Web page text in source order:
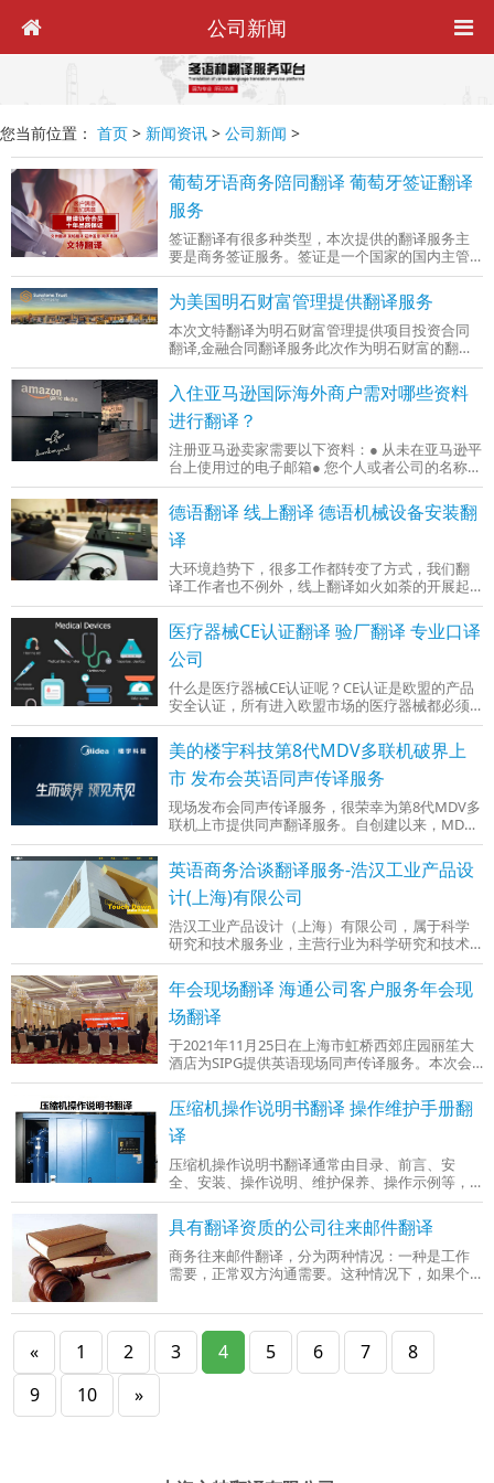
公司新闻
您当前位置： 首页 > 新闻资讯 > 公司新闻 >
葡萄牙语商务陪同翻译 葡萄牙签证翻译
服务
签证翻译有很多种类型，本次提供的翻译服务主
要是商务签证服务。签证是一个国家的国内主管
部门或驻国外主管机关在本国或外国公民所持护
照或其它合法旅行证件上，所作的准许出入境、
过境或居留的签注。签证翻译有文件翻译和现场
口译，本次签证翻译服务主要为现场口译。陪同
客户一起前往葡萄牙驻上海总领事馆。除现场口
译外，文件翻译也是签证翻译服务中不可或缺的
一部分，签证翻译就是将签证的内容翻译为另外
一种语言并加盖文特翻译
为美国明石财富管理提供翻译服务
本次文特翻译为明石财富管理提供项目投资合同
翻译,金融合同翻译服务此次作为明石财富的翻译
供应商，我们充分调用公司金融翻译数据库，为
能精准呈现一份专业金融合同，经过三位翻译人
员的精雕细琢，历史15日完成了20万字的合同，
完美完成此次翻译工作。合同翻译具有措辞严
谨、逻辑性强、用词专业、句子复杂等特点，是
翻译行业公认难度较大的一个领域，只有既精通
英语又精通法律并有多年翻译经验的少数专业人
士才能保证合同文稿
入住亚马逊国际海外商户需对哪些资料
进行翻译？
注册亚马逊卖家需要以下资料：● 从未在亚马逊平
台上使用过的电子邮箱● 您个人或者公司的名称、
地址、联系方式● 可以支付当地货币的双币信用卡
（Visa 等)● 可以联系到您的电话号码● 公司卖家
需提供营业执照和法人代表身份证，个人卖家需
提供身份证和银行对账单● 收款账号（海外银行账
户或第三方收款）那么由于是国际海外店铺，公
司卖家在提供营业执照和法人代表身份证，银行
对账单等资料时，不仅需提供中文原件复
德语翻译 线上翻译 德语机械设备安装翻
译
大环境趋势下，很多工作都转变了方式，我们翻
译工作者也不例外，线上翻译如火如荼的开展起
来。德语现场翻译一直是上海文特翻译公司的一
个特色专业领域，公司拥有多名长期从事翻译工
作的专业译员。此次线上翻译是客户经过严格面
试筛选选中我司推荐翻译人员。经过十五天的翻
译工作，客户方设备问题得到解决，比预期的20
天翻译量整整提前五天完成。翻译语种：德语翻
译翻译方式：线上翻译翻译领域：设备安装调试
现场口译口译分类第一
医疗器械CE认证翻译 验厂翻译 专业口译
公司
什么是医疗器械CE认证呢？CE认证是欧盟的产品
安全认证，所有进入欧盟市场的医疗器械都必须
进行医疗器械CE认证，医疗器械需要满足的CE指
令有《有源植入性医疗器械指令》(AIMDD,
90/385/EEC)、《医疗器械指令》
(MDD,93/42/EEC)和《体外诊断器械指令》(IVDD,
98/79/EC)。本次翻译主要涉及质量手册翻译，
IFU翻译，VER翻译，上肢关节康复期说明书翻
译，冲击波说明书翻
美的楼宇科技第8代MDV多联机破界上
市 发布会英语同声传译服务
现场发布会同声传译服务，很荣幸为第8代MDV多
联机上市提供同声翻译服务。自创建以来，MDV
交出的一张张技术和销量双成绩单让我们一次次
重新认知中国民族品牌对国民工业振兴、对暖通
产业发展的能力和价值。2021上半年，美的MDV
多联机再造业界神话，实现销量54.57亿元，同比
增幅68.5%，在轨道交通、医疗、公建等工程项目
市场表现抢眼，稳坐多联机市场国产品牌的头把
交椅。此次英语同声传译服务共分为两次，第
英语商务洽谈翻译服务-浩汉工业产品设
计(上海)有限公司
浩汉工业产品设计（上海）有限公司，属于科学
研究和技术服务业，主营行业为科学研究和技术
服务业，我公司以商业服务的模式经营，加工方
式为商业服务，服务领域为交通工具设计; 油泥模
型制作; RP样件制作; CNC加工; 结构设计; 外观设
计; 整车制作; 展车制作;汽车及配件设计;家电设计;
礼品、工艺品、饰品设计;交通工具项目合作;模具
加工;本次口译专业领域属于工业产品（汽机车、
电脑、家电）工业设计翻译，
年会现场翻译 海通公司客户服务年会现
场翻译
于2021年11月25日在上海市虹桥西郊庄园丽笙大
酒店为SIPG提供英语现场同声传译服务。本次会
议主要分两部分进行：第一部分对公司情况介绍
及展望。第二部分为上海口岸汽车滚装出口专题
研讨会本次现场同声传译区别于其他同声现场，
主要区别在于设备上面。本次同声传译主要采用
导览器进行。上图为导览器主机和接收器早在
2005年，文特翻译就有了自己的翻译团队，历练
了3年后，文特翻译于2008年初在工商局注册组建
公
压缩机操作说明书翻译 操作维护手册翻
译
压缩机操作说明书翻译通常由目录、前言、安
全、安装、操作说明、维护保养、操作示例等，
针对以上主要内容的翻译，我们首先要对文件进
行通读，其次再次阅读的过程中敲定压缩机行业
中本说明书常用专业术语，接下来我们就可以开
始正式翻译工作。翻译完成后对文件进行校对，
校对完成后由公司二审老师进行二次审核。审核
完成后提交至项目经理，由项目经理提交给客
具有翻译资质的公司往来邮件翻译
商务往来邮件翻译，分为两种情况：一种是工作
需要，正常双方沟通需要。这种情况下，如果个
一种是法律需要，双方商务往来邮件可以作为法
庭证据组成部分。这时就不能自己完成翻译工作
了，需要具有翻译资质的公司进行翻译。具有资
质翻译公司特点：1、公司名字。专业的翻译公司
以翻译服务为主营业务，工商营业执照中经营范
« 1 2 3 4 5 6 7
8
9
10 »